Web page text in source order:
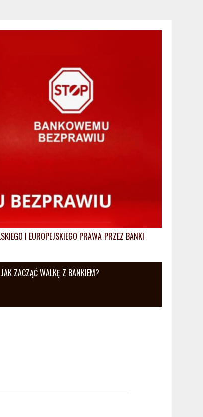
I EUROPEJSKIEGO PRAWA PRZEZ BANKI
JAK ZACZĄĆ WALKĘ Z BANKIEM?